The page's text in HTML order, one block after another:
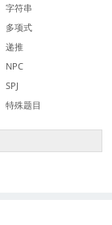
字符串
多项式
递推
NPC
SPJ
特殊题目